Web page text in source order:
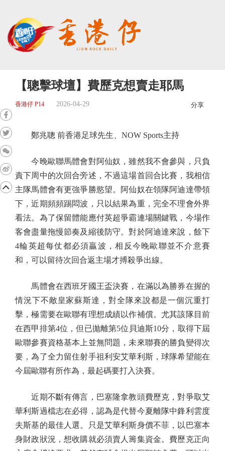
【聰擊球壇】費歷克想賣走耶馬
香港仔 P14 2026-04-29 分享
鄭兆聰 前香港足球先生、NOW Sports主持
今晚歐聯馬體會對阿仙奴，雖然我不會參與，只負
責下周中的次回合旁述，不過這場首回合比賽，我相信
主隊馬體會有更強爭勝慾望。阿仙奴在領隊阿迪達帶領
下，近期頻頻踢悶波，只以結果為重，完全不理會外界
看法。為了保留體能應付英超爭霸連場關鍵戰，今場作
客會盡量拖慢節奏及縮後防守。對於阿迪達來說，餘下
4輪英超每仗都必須贏波，相反今晚歐聯並不介意賽
和，可以留待次回合返主場才搏殺爭出線。
馬體會在西班牙國王盃決賽，在滿以為勝券在握的
情況下不敵皇家蘇斯達，對全隊來說都是一個沉重打
擊，極需要在歐聯有理想成績以作補償。尤其該隊目前
在西甲排第4位，但已拋離第5位貝迪斯10分，取得下屆
歐聯參賽資格基本上並無問題，未來聯賽的勝負變得次
要，為了全力留住射手祖利安艾華利斯，球隊希望能在
今屆歐聯有所作為，最起碼要打入決賽。
近期不斷有傳言，巴塞隆拿教頭費歷克，對爭取艾
華利斯過檔志在必得，認為是代替今夏離隊中鋒利雲度
夫斯基的最佳人選。只是艾華利斯身價不菲，以巴塞本
身財政狀況，想收購就必須賣人籌集資金。費歷克正向